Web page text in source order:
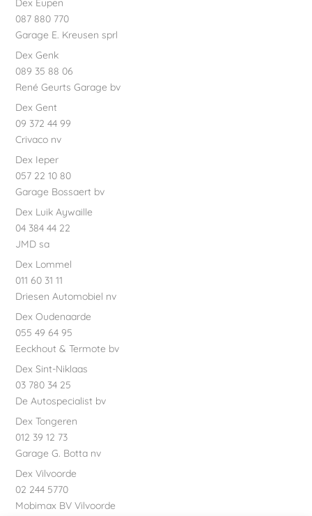
Dex Eupen
087 880 770
Garage E. Kreusen sprl
Dex Genk
089 35 88 06
René Geurts Garage bv
Dex Gent
09 372 44 99
Crivaco nv
Dex Ieper
057 22 10 80
Garage Bossaert bv
Dex Luik Aywaille
04 384 44 22
JMD sa
Dex Lommel
011 60 31 11
Driesen Automobiel nv
Dex Oudenaarde
055 49 64 95
Eeckhout & Termote bv
Dex Sint-Niklaas
03 780 34 25
De Autospecialist bv
Dex Tongeren
012 39 12 73
Garage G. Botta nv
Dex Vilvoorde
02 244 5770
Mobimax BV Vilvoorde